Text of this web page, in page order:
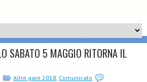
SABATO 5 MAGGIO RITORNA IL
Altre gare 2018, Comunicato